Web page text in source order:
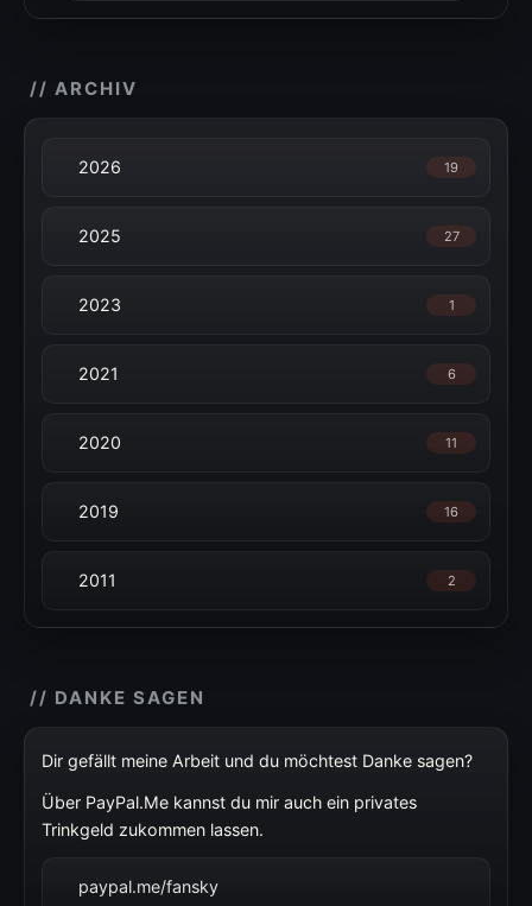
// ARCHIV
2026 19
2025 27
2023 1
2021 6
2020 11
2019 16
2011 2
// DANKE SAGEN
Dir gefällt meine Arbeit und du möchtest Danke sagen?
Über PayPal.Me kannst du mir auch ein privates
Trinkgeld zukommen lassen.
paypal.me/fansky